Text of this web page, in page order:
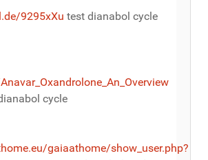
9295xXu test dianabol cycle
cycle
gaiaathome/show_user.php?